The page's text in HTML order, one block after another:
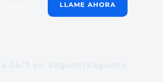
LLAME AHORA
24/7 en Sagunt/Sagunto